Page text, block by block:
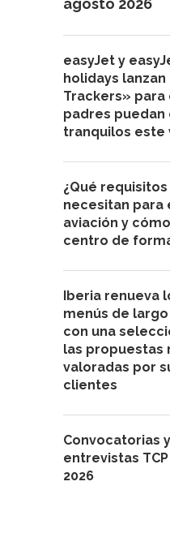
agosto 2026
easyJet y
holidays lanzan
Trackers» para
padres puedan
tranquilos este
¿Qué requisitos
necesitan para
aviación y
centro de
Iberia renueva
menús de
con una
las propuestas
valoradas por
clientes
Convocatorias y
entrevistas
2026